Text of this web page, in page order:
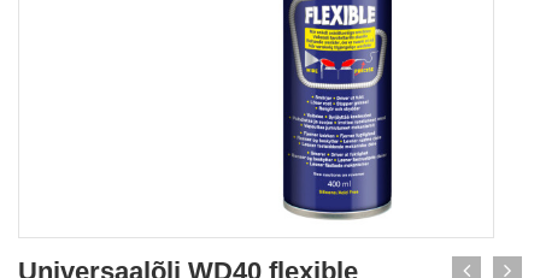
Universaalõli WD40 flexible